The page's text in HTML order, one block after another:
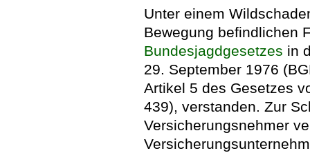
Unter einem
Bewegung befindlichen
Bundesjagdgesetzes in
29. September 1976
Artikel 5 des Gesetzes
439), verstanden. Zur
Versicherungsnehmer